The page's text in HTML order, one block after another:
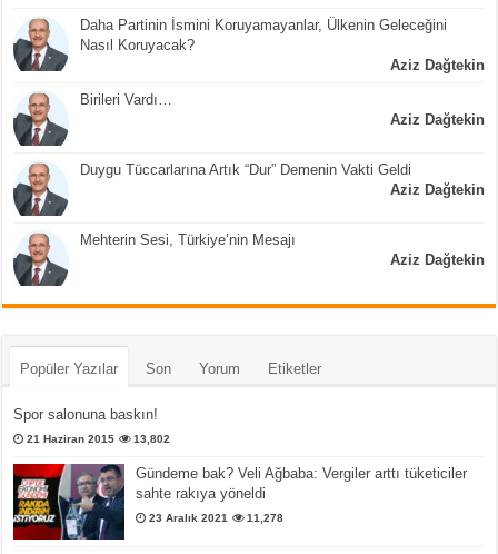
Daha Partinin İsmini Koruyamayanlar, Ülkenin Geleceğini
Nasıl Koruyacak?
Aziz Dağtekin
Birileri Vardı…
Aziz Dağtekin
Duygu Tüccarlarına Artık “Dur” Demenin Vakti Geldi
Aziz Dağtekin
Mehterin Sesi, Türkiye’nin Mesajı
Aziz Dağtekin
Popüler Yazılar Son Yorum Etiketler
Spor salonuna baskın!
21 Haziran 2015 13,802
Gündeme bak? Veli Ağbaba: Vergiler arttı tüketiciler
sahte rakıya yöneldi
23 Aralık 2021 11,278